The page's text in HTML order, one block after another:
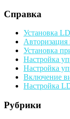
Справка
Установка
Авторизация
Установка
Настройка
Настройка
Включение
Настройка
Рубрики